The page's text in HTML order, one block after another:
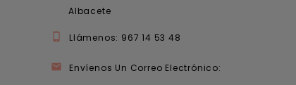
Albacete
 Llámenos: 967 14 53 48
 Envíenos Un Correo Electrónico: